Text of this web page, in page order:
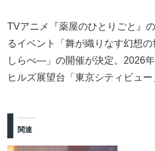
TVアニメ『薬屋のひとりごと』
るイベント「舞が織りなす幻想
しらべ―」の開催が決定。2026
ヒルズ展望台「東京シティビュー
関連